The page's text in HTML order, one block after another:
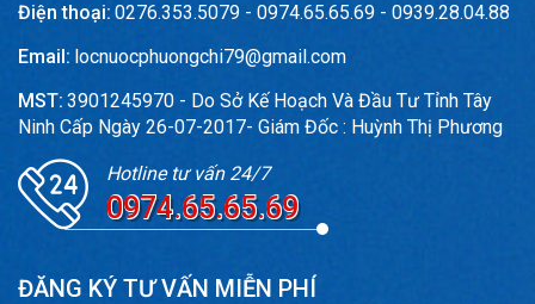
Điện thoại: 0276.353.5079 - 0974.65.65.69 - 0939.28.04.88
Email: locnuocphuongchi79@gmail.com
MST: 3901245970 - Do Sở Kế Hoạch Và Đầu Tư Tỉnh Tây
Ninh Cấp Ngày 26-07-2017- Giám Đốc : Huỳnh Thị Phương
Hotline tư vấn 24/7
0974.65.65.69
ĐĂNG KÝ TƯ VẤN MIỄN PHÍ